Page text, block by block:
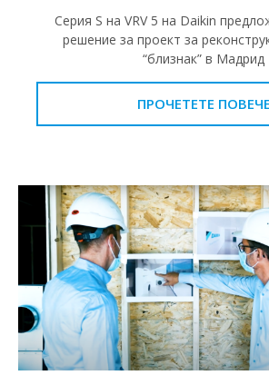
Серия S на VRV 5 на Daikin
решение за проект за
“близнак” в Мадрид
ПРОЧЕТЕТЕ ПОВЕЧЕ